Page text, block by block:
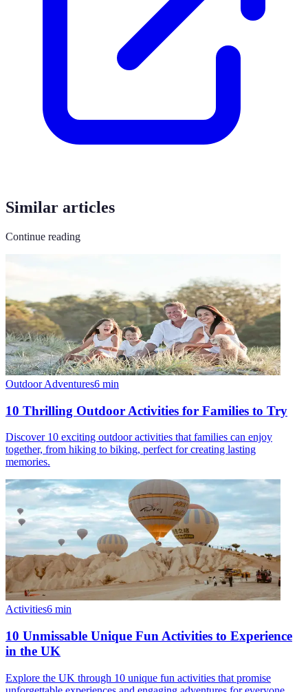
Similar articles
Continue reading
Outdoor Adventures6 min
10 Thrilling Outdoor Activities for Families to Try
Discover 10 exciting outdoor activities that families can enjoy
together, from hiking to biking, perfect for creating lasting
memories.
Activities6 min
10 Unmissable Unique Fun Activities to Experience
in the UK
Explore the UK through 10 unique fun activities that promise